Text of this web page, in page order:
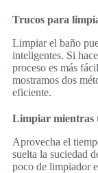
Trucos para
Limpiar el baño
inteligentes. Si
proceso es más
mostramos dos
eficiente.
Limpiar mientras
Aprovecha el
suelta la suciedad
poco de limpiador